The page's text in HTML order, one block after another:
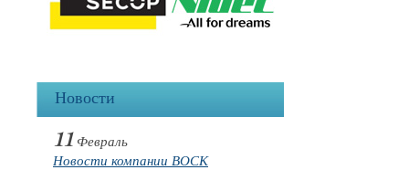
Новости
11 Февраль
Новости компании BOCK